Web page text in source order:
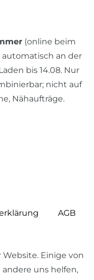
(online beim
automatisch an der
bis 14.08. Nur
nicht auf
Nähaufträge.
AGB
Einige von
uns helfen,